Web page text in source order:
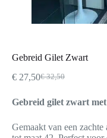
Gebreid Gilet Zwart
€32,50
Oorspronkelijke
was:
€ 27,50Huidige
is:
Gebreid gilet zwart
Gemaakt van een